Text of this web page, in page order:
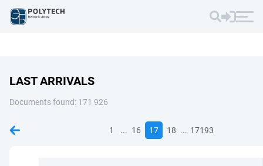
LAST ARRIVALS
Documents found: 171 926
1 ... 16 17 18 ... 17193